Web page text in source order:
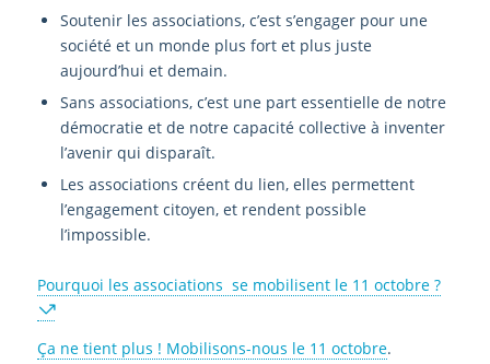
Soutenir les associations, c’est s’engager pour une
société et un monde plus fort et plus juste
aujourd’hui et demain.
Sans associations, c’est une part essentielle de notre
démocratie et de notre capacité collective à inventer
l’avenir qui disparaît.
Les associations créent du lien, elles permettent
l’engagement citoyen, et rendent possible
l’impossible.
Pourquoi les associations se mobilisent le 11 octobre ?
Ça ne tient plus ! Mobilisons-nous le 11 octobre.